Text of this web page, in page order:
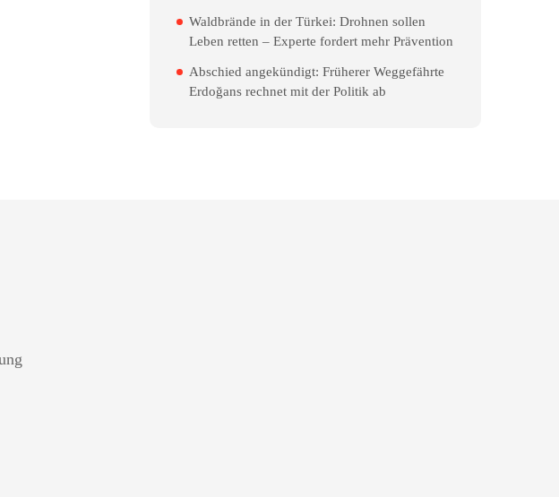
Waldbrände in der Türkei: Drohnen sollen
Leben retten – Experte fordert mehr Prävention
Abschied angekündigt: Früherer Weggefährte
Erdoğans rechnet mit der Politik ab